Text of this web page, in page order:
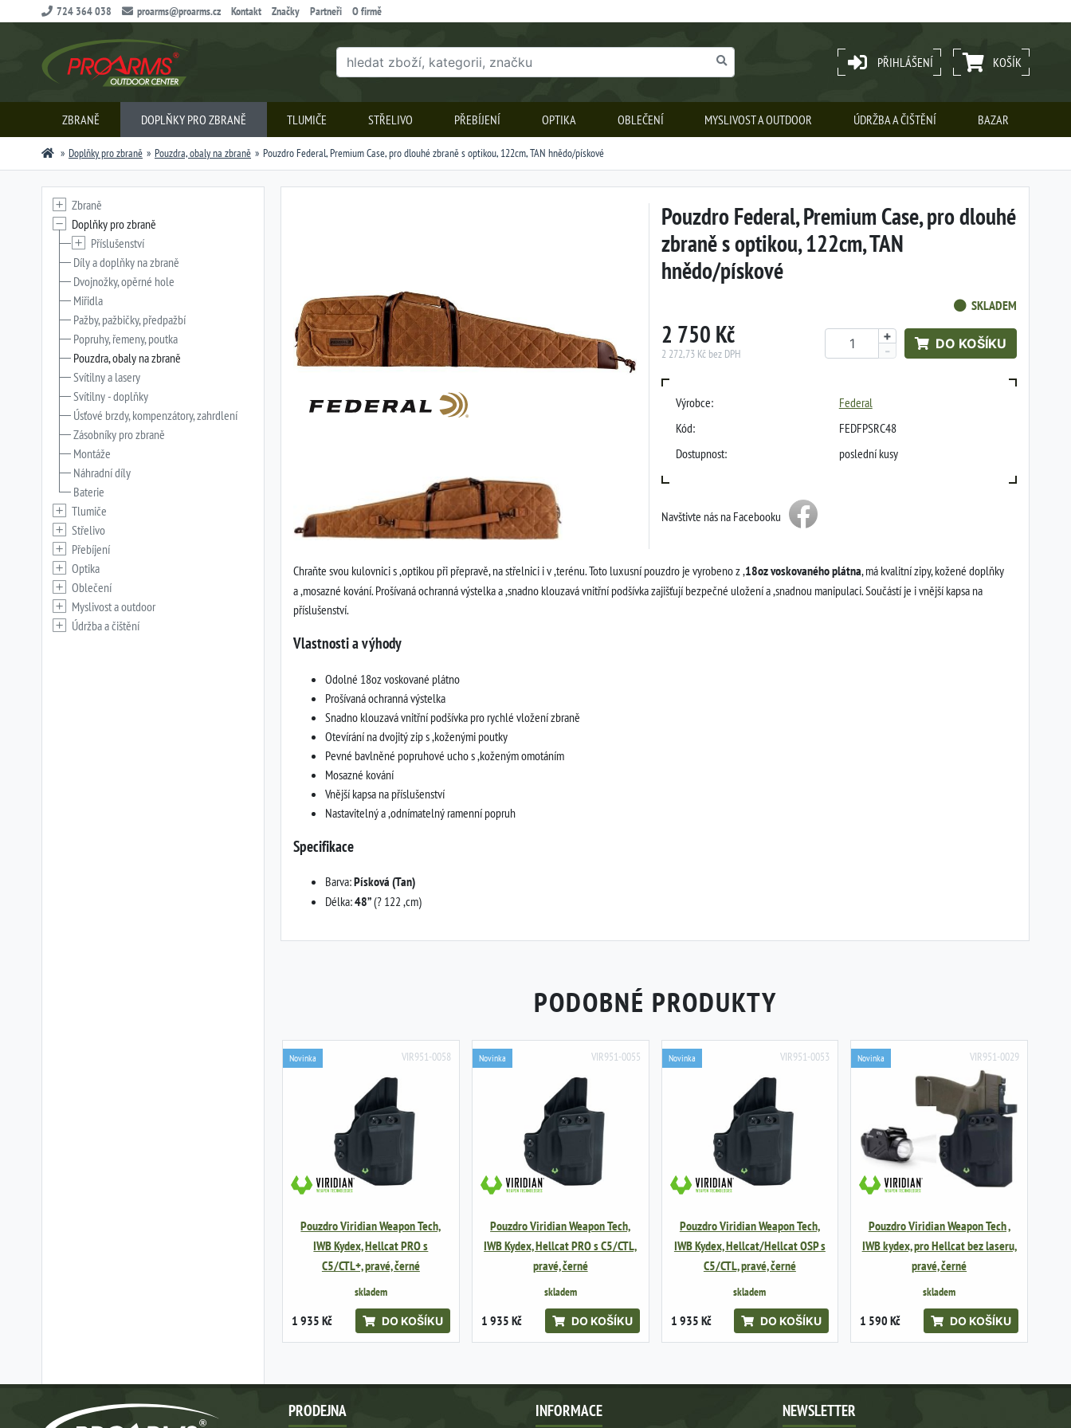
724 364 038 proarms@proarms.cz Kontakt Značky Partneři O firmě
PŘIHLÁŠENÍ KOŠÍK
ZBRANĚ DOPLŇKY PRO ZBRANĚ TLUMIČE STŘELIVO PŘEBÍJENÍ OPTIKA OBLEČENÍ MYSLIVOST A OUTDOOR ÚDRŽBA A ČIŠTĚNÍ BAZAR
Doplňky pro zbraně Pouzdra, obaly na zbraně Pouzdro Federal, Premium Case, pro dlouhé zbraně s optikou, 122cm, TAN hnědo/pískové
Pouzdro Federal, Premium Case, pro dlouhé
zbraně s optikou, 122cm, TAN
hnědo/pískové
SKLADEM
2 750 Kč
2 272,73 Kč bez DPH
+
-
DO KOŠÍKU
Výrobce:
Federal
Kód:
FEDFPSRC48
Dostupnost:
poslední kusy
Navštivte nás na Facebooku
Chraňte svou kulovnici s ,optikou při přepravě, na střelnici i v ,terénu. Toto luxusní pouzdro je vyrobeno z ,18oz voskovaného plátna, má kvalitní zipy, kožené doplňky
a ,mosazné kování. Prošívaná ochranná výstelka a ,snadno klouzavá vnitřní podšívka zajišťují bezpečné uložení a ,snadnou manipulaci. Součástí je i vnější kapsa na
příslušenství.
Vlastnosti a výhody
Odolné 18oz voskované plátno
Prošívaná ochranná výstelka
Snadno klouzavá vnitřní podšívka pro rychlé vložení zbraně
Otevírání na dvojitý zip s ,koženými poutky
Pevné bavlněné popruhové ucho s ,koženým omotáním
Mosazné kování
Vnější kapsa na příslušenství
Nastavitelný a ,odnímatelný ramenní popruh
Specifikace
Barva:Písková (Tan)
Délka:48”(? 122 ,cm)
PODOBNÉ PRODUKTY
VIR951-0058
Novinka
Pouzdro Viridian Weapon Tech,
IWB Kydex, Hellcat PRO s
C5/CTL+, pravé, černé
skladem
1 935 Kč DO KOŠÍKU
VIR951-0055
Novinka
Pouzdro Viridian Weapon Tech,
IWB Kydex, Hellcat PRO s C5/CTL,
pravé, černé
skladem
1 935 Kč DO KOŠÍKU
VIR951-0053
Novinka
Pouzdro Viridian Weapon Tech,
IWB Kydex, Hellcat/Hellcat OSP s
C5/CTL, pravé, černé
skladem
1 935 Kč DO KOŠÍKU
VIR951-0029
Novinka
Pouzdro Viridian Weapon Tech ,
IWB kydex, pro Hellcat bez laseru,
pravé, černé
skladem
1 590 Kč DO KOŠÍKU
Zbraně
Doplňky pro zbraně
Příslušenství
Díly a doplňky na zbraně
Dvojnožky, opěrné hole
Miřidla
Pažby, pažbičky, předpažbí
Popruhy, řemeny, poutka
Pouzdra, obaly na zbraně
Svítilny a lasery
Svítilny - doplňky
Úsťové brzdy, kompenzátory, zahrdlení
Zásobníky pro zbraně
Montáže
Náhradní díly
Baterie
Tlumiče
Střelivo
Přebíjení
Optika
Oblečení
Myslivost a outdoor
Údržba a čištění
PRODEJNA INFORMACE NEWSLETTER